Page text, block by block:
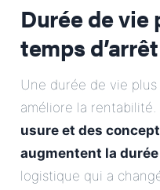
Durée de vie
temps
Une durée de vie
améliore la rentabilité.
usure et des
augmentent la durée
logistique qui a